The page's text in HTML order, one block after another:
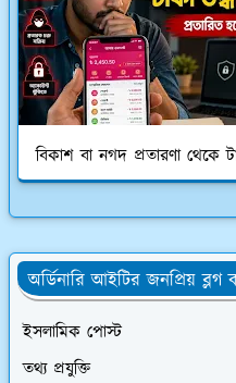
বিকাশ বা নগদ প্রতারণা থেকে
অর্ডিনারি আইটির জনপ্রিয় ব্লগ
ইসলামিক পোস্ট
তথ্য প্রযুক্তি